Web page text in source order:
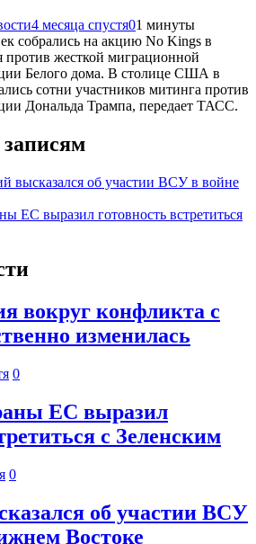
4 месяца спустя01 минуты
собрались на акцию No Kings в
жесткой миграционной
Белого дома. В столице США в
сотни участников митинга против
Дональда Трампа, передает ТАСС.
высказался об участии ВСУ в войне
ЕС выразил готовность встретиться
вокруг конфликта с
изменилась
0
ЕС выразил
с Зеленским
0
об участии ВСУ
Востоке